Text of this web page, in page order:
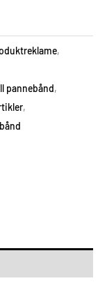
,
pannebånd,
,